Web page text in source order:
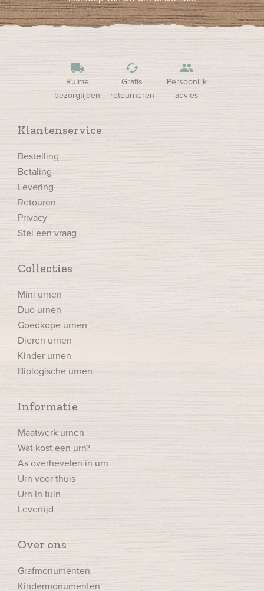
local_shipping
Ruime
bezorgtijden
cached
Gratis
retourneren
people
Persoonlijk
advies
Klantenservice
Bestelling
Betaling
Levering
Retouren
Privacy
Stel een vraag
Collecties
Mini urnen
Duo urnen
Goedkope urnen
Dieren urnen
Kinder urnen
Biologische urnen
Informatie
Maatwerk urnen
Wat kost een urn?
As overhevelen in urn
Urn voor thuis
Urn in tuin
Levertijd
Over ons
Grafmonumenten
Kindermonumenten